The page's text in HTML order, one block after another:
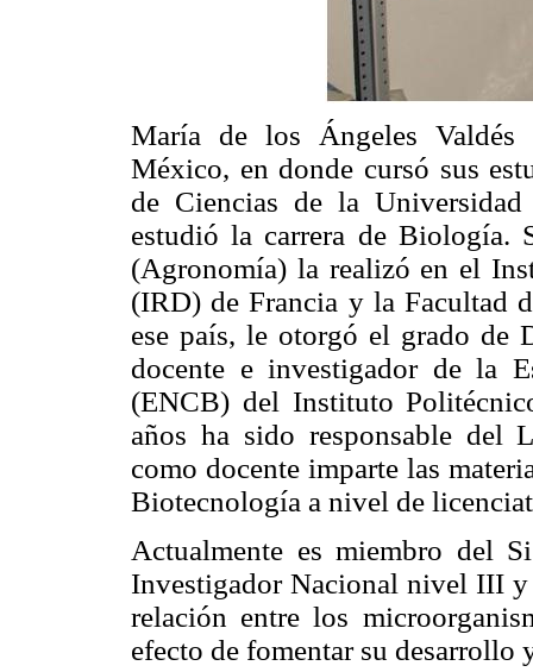
María de los Ángeles Valdés
México, en donde cursó sus
de Ciencias de la
estudió la carrera de Biología.
(Agronomía) la realizó en el
(IRD) de Francia y la Facultad
ese país, le otorgó el grado de
docente e investigador de la
(ENCB) del Instituto
años ha sido responsable del
como docente imparte las
Biotecnología a nivel de
Actualmente es miembro del
Investigador Nacional nivel III y
relación entre los
efecto de fomentar su desarrollo